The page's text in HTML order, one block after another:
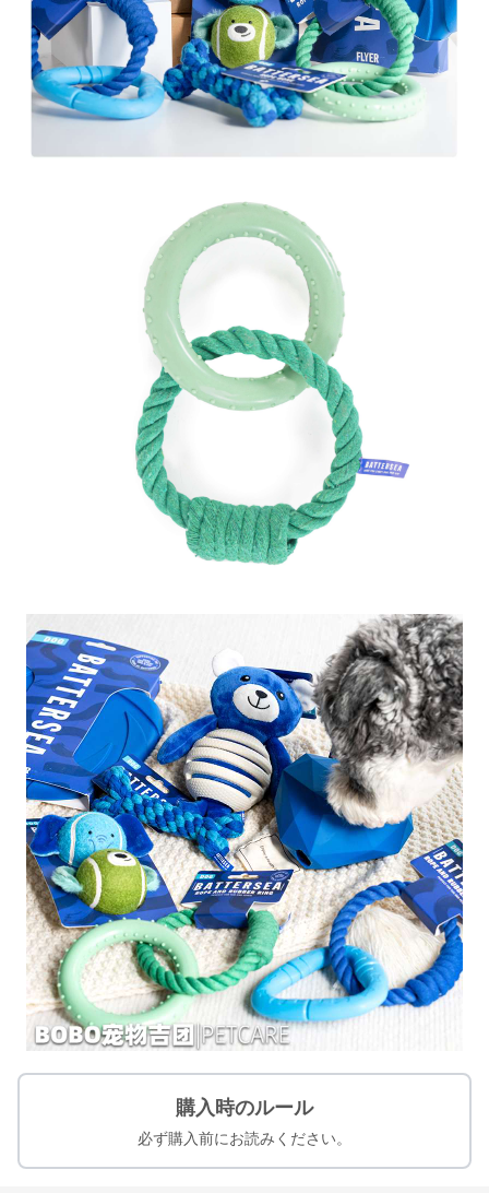
購入時のルール
必ず購入前にお読みください。